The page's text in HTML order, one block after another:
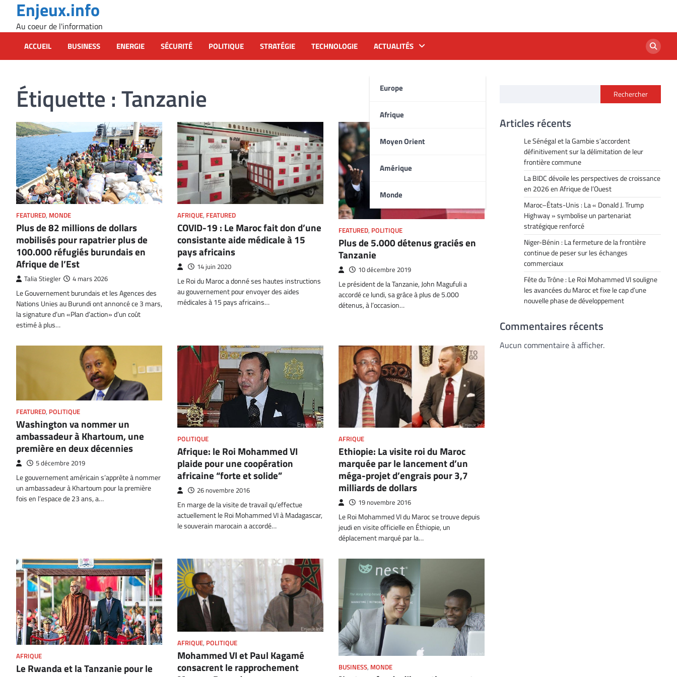
content
Enjeux.info
Au coeur de l'information
ACCUEIL BUSINESS ENERGIE SÉCURITÉ POLITIQUE STRATÉGIE TECHNOLOGIE ACTUALITÉS
Europe
Afrique
Moyen Orient
Amérique
Monde
Étiquette :Tanzanie
FEATURED, MONDE
Plus de 82 millions de dollars
mobilisés pour rapatrier plus de
100.000 réfugiés burundais en
Afrique de l’Est
Talia Stiegler 4 mars 2026
Le Gouvernement burundais et les Agences des
Nations Unies au Burundi ont annoncé ce 3 mars,
la signature d’un «Plan d’action» d’un coût
estimé à plus…
AFRIQUE, FEATURED
COVID-19 : Le Maroc fait don d’une
consistante aide médicale à 15
pays africains
14 juin 2020
Le Roi du Maroc a donné ses hautes instructions
au gouvernement pour envoyer des aides
médicales à 15 pays africains…
FEATURED, POLITIQUE
Plus de 5.000 détenus graciés en
Tanzanie
10 décembre 2019
Le président de la Tanzanie, John Magufuli a
accordé ce lundi, sa grâce à plus de 5.000
détenus, à l’occasion…
FEATURED, POLITIQUE
Washington va nommer un
ambassadeur à Khartoum, une
première en deux décennies
5 décembre 2019
Le gouvernement américain s’apprête à nommer
un ambassadeur à Khartoum pour la première
fois en l’espace de 23 ans, a…
POLITIQUE
Afrique: le Roi Mohammed VI
plaide pour une coopération
africaine “forte et solide”
26 novembre 2016
En marge de la visite de travail qu’effectue
actuellement le Roi Mohammed VI à Madagascar,
le souverain marocain a accordé…
AFRIQUE
Ethiopie: La visite roi du Maroc
marquée par le lancement d’un
méga-projet d’engrais pour 3,7
milliards de dollars
19 novembre 2016
Le Roi Mohammed VI du Maroc se trouve depuis
jeudi en visite officielle en Éthiopie, un
déplacement marqué par la…
AFRIQUE
Le Rwanda et la Tanzanie pour le
AFRIQUE, POLITIQUE
Mohammed VI et Paul Kagamé
consacrent le rapprochement
BUSINESS, MONDE
Rechercher
Articles récents
Le Sénégal et la Gambie s’accordent
définitivement sur la délimitation de leur
frontière commune
La BIDC dévoile les perspectives de croissance
en 2026 en Afrique de l’Ouest
Maroc–États-Unis : La « Donald J. Trump
Highway » symbolise un partenariat
stratégique renforcé
Niger-Bénin : La fermeture de la frontière
continue de peser sur les échanges
commerciaux
Fête du Trône : Le Roi Mohammed VI souligne
les avancées du Maroc et fixe le cap d’une
nouvelle phase de développement
Commentaires récents
Aucun commentaire à afficher.